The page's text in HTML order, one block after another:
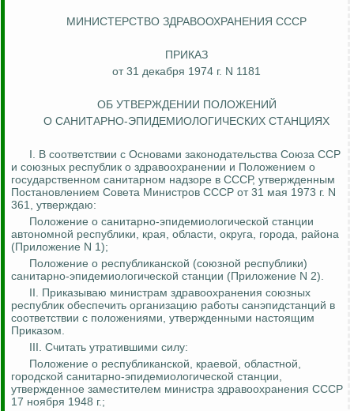
МИНИСТЕРСТВО ЗДРАВООХРАНЕНИЯ СССР
ПРИКАЗ
от 31 декабря 1974 г. N 1181
ОБ УТВЕРЖДЕНИИ ПОЛОЖЕНИЙ
О САНИТАРНО-ЭПИДЕМИОЛОГИЧЕСКИХ СТАНЦИЯХ
I. В соответствии с Основами законодательства Союза ССР
и союзных республик о здравоохранении и Положением о
государственном санитарном надзоре в СССР, утвержденным
Постановлением Совета Министров СССР от 31 мая 1973 г. N
361, утверждаю:
Положение о санитарно-эпидемиологической станции
автономной республики, края, области, округа, города, района
(Приложение N 1);
Положение о республиканской (союзной республики)
санитарно-эпидемиологической станции (Приложение N 2).
II. Приказываю министрам здравоохранения союзных
республик обеспечить организацию работы санэпидстанций в
соответствии с положениями, утвержденными настоящим
Приказом.
III. Считать утратившими силу:
Положение о республиканской, краевой, областной,
городской санитарно-эпидемиологической станции,
утвержденное заместителем министра здравоохранения СССР
17 ноября 1948 г.;